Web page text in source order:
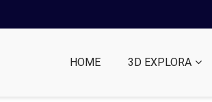
HOME 3D EXPLORA